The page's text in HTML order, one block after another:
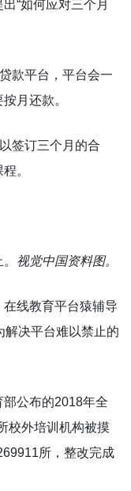
“如何应对三个月
款平台，平台会一
月还款。
签订三个月的合
。
视觉中国资料图。
线教育平台猿辅导
解决平台难以禁止的
公布的2018年全
校外培训机构被摸
所，整改完成